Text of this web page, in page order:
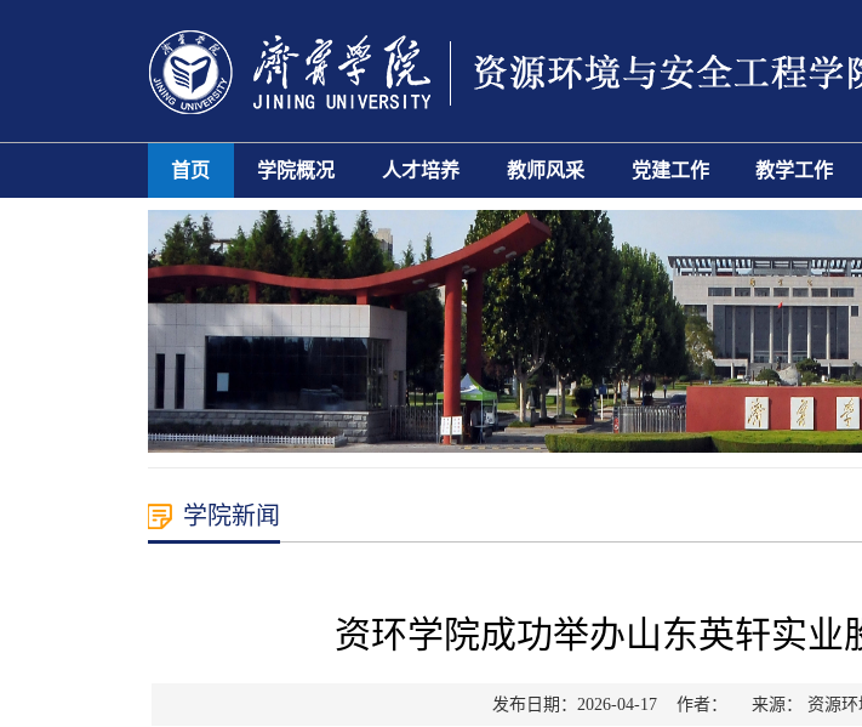
首页 学院概况 人才培养 教师风采 党建工作 教学工作
学院新闻
资环学院成功举办山东英轩实业
发布日期：2026-04-17 作者： 来源： 资源